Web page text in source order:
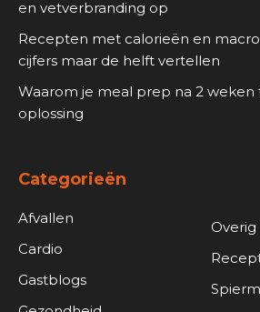
en vetverbranding op
Recepten met calorieën en
cijfers maar de helft vertellen
Waarom je meal prep na 2 weken
oplossing
Categorieën
Afvallen
Cardio
Gastblogs
Overig